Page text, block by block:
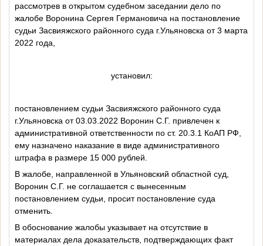
рассмотрев в открытом судебном заседании дело по
жалобе Воронина Сергея Германовича на постановление
судьи Засвияжского районного суда г.Ульяновска от 3 марта
2022 года,
установил:
постановлением судьи Засвияжского районного суда
г.Ульяновска от 03.03.2022 Воронин С.Г. привлечен к
административной ответственности по ст. 20.3.1 КоАП РФ,
ему назначено наказание в виде административного
штрафа в размере 15 000 рублей.
В жалобе, направленной в Ульяновский областной суд,
Воронин С.Г. не соглашается с вынесенным
постановлением судьи, просит постановление суда
отменить.
В обоснование жалобы указывает на отсутствие в
материалах дела доказательств, подтверждающих факт